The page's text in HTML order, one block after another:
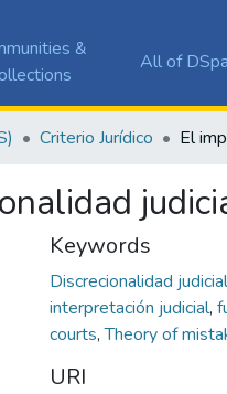
&
All of
Criterio Jurídico
Keywords
Discrecionalidad
interpretación judicial,
courts,Theory of
URI